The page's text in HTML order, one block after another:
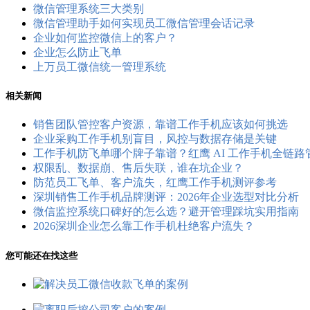
微信管理系统三大类别
微信管理助手如何实现员工微信管理会话记录
企业如何监控微信上的客户？
企业怎么防止飞单
上万员工微信统一管理系统
相关新闻
销售团队管控客户资源，靠谱工作手机应该如何挑选
企业采购工作手机别盲目，风控与数据存储是关键
工作手机防飞单哪个牌子靠谱？红鹰 AI 工作手机全链路
权限乱、数据崩、售后失联，谁在坑企业？
防范员工飞单、客户流失，红鹰工作手机测评参考
深圳销售工作手机品牌测评：2026年企业选型对比分析
微信监控系统口碑好的怎么选？避开管理踩坑实用指南
2026深圳企业怎么靠工作手机杜绝客户流失？
您可能还在找这些